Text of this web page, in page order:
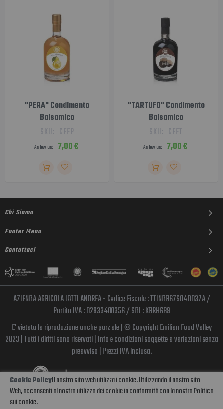
Cookie PolicyIl nostro sito web utilizza i cookie. Utilizzando il nostro sito
Web, acconsenti al nostro utilizzo dei cookie in conformità con la nostra Politica
sui cookie.
"PERA" Condimento
Balsamico
SKU: CFFP
As low as 7,00 €
"TARTUFO" Condimento
Balsamico
SKU: CFFT
As low as 7,00 €
Chi Siamo
Footer Menu
Contattaci
AZIENDA AGRICOLA IOTTI ANDREA - Codice Fiscale : TTINDR67S04D037A /
Partita IVA : 02933400356 / SDI : KRRH6B9
E' vietata la riproduzione anche parziale | © Copyright Emilian Food Valley
2023 | Tutti i diritti sono riservati | Info e condizioni soggette a variazioni senza
preavviso | Prezzi IVA inclusa.